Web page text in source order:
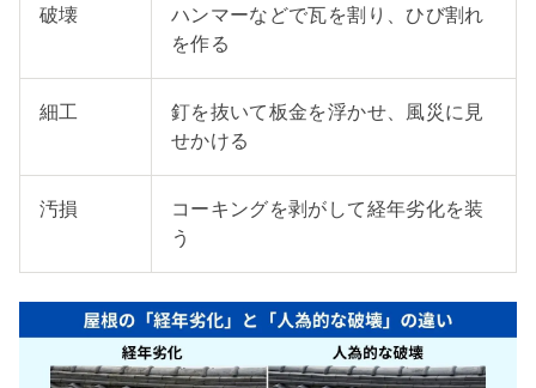
破壊
ハンマーなどで瓦を割り、ひび割れ
を作る
細工
釘を抜いて板金を浮かせ、風災に見
せかける
汚損
コーキングを剥がして経年劣化を装
う